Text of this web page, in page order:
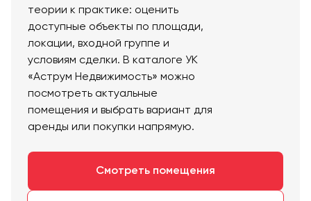
теории к практике: оценить
доступные объекты по площади,
локации, входной группе и
условиям сделки. В каталоге УК
«Аструм Недвижимость» можно
посмотреть актуальные
помещения и выбрать вариант для
аренды или покупки напрямую.
Смотреть помещения